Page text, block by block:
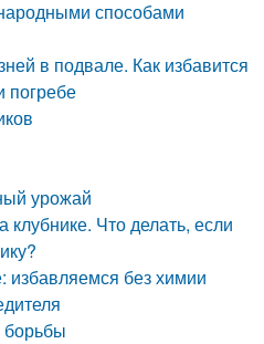
способами
в подвале. Как избавится
погребе
урожай
клубнике. Что делать, если
избавляемся без химии